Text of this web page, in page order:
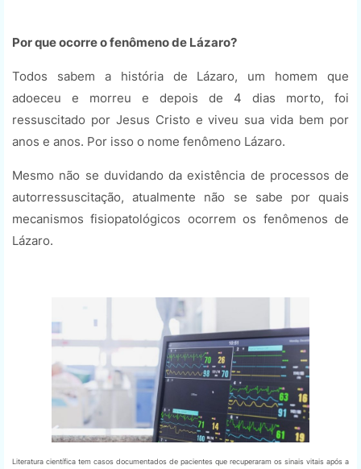
Por que ocorre o fenômeno de Lázaro?
Todos sabem a história de Lázaro, um homem que
adoeceu e morreu e depois de 4 dias morto, foi
ressuscitado por Jesus Cristo e viveu sua vida bem por
anos e anos. Por isso o nome fenômeno Lázaro.
Mesmo não se duvidando da existência de processos de
autorressuscitação, atualmente não se sabe por quais
mecanismos fisiopatológicos ocorrem os fenômenos de
Lázaro.
Literatura científica tem casos documentados de pacientes que recuperaram os sinais vitais após a